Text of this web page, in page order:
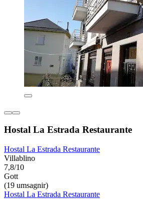
Hostal La Estrada Restaurante
Hostal La Estrada Restaurante
Villablino
7,8/10
Gott
(19 umsagnir)
Hostal La Estrada Restaurante